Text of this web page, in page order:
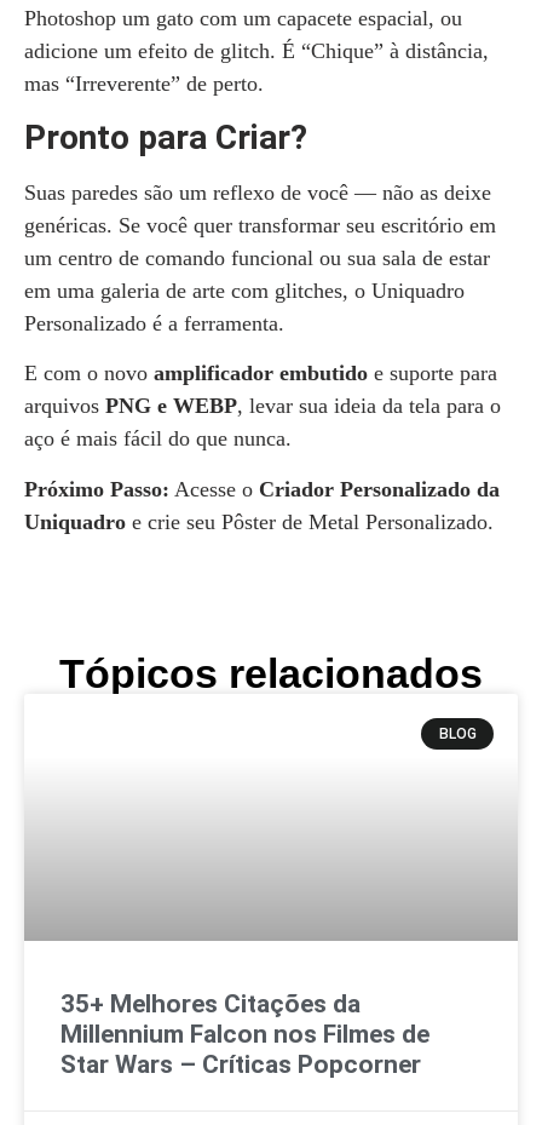
Photoshop um gato com um capacete espacial, ou
adicione um efeito de glitch. É “Chique” à distância,
mas “Irreverente” de perto.
Pronto para Criar?
Suas paredes são um reflexo de você — não as deixe
genéricas. Se você quer transformar seu escritório em
um centro de comando funcional ou sua sala de estar
em uma galeria de arte com glitches, o Uniquadro
Personalizado é a ferramenta.
E com o novo amplificador embutido e suporte para
arquivos PNG e WEBP, levar sua ideia da tela para o
aço é mais fácil do que nunca.
Próximo Passo: Acesse o Criador Personalizado da
Uniquadro e crie seu Pôster de Metal Personalizado.
Tópicos relacionados
BLOG
35+ Melhores Citações da
Millennium Falcon nos Filmes de
Star Wars – Críticas Popcorner